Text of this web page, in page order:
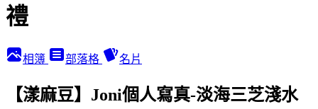
禮
相簿 部落格 名片
【漾麻豆】Joni個人寫真-淡海三芝淺水